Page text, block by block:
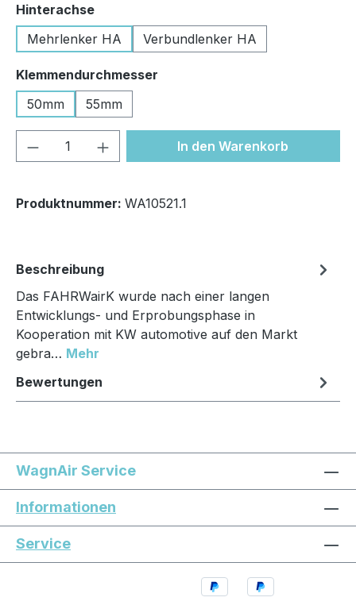
Hinterachseauswählen
Mehrlenker HA
Verbundlenker HA
Klemmendurchmesser
50mm
55mm
Produkt Anzahl: Gib denIn den Warenkorb
Produktnummer: WA10521.1
Beschreibung
Das FAHRWairK wurde nach einer langen
Entwicklungs- und Erprobungsphase in
Kooperation mit KW automotive auf den Markt
gebra… Mehr
Bewertungen
WagnAir Service
Informationen
Service